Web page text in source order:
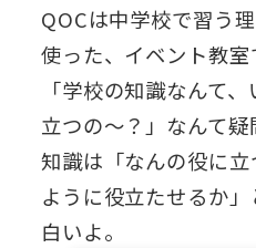
QOCは中学校で習う
使った、イベント教室
「学校の知識なんて
立つの～？」なんて疑
知識は「なんの役に
ように役立たせるか
白いよ。